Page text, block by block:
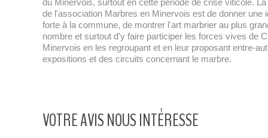
du Minervois, surtout en cette période de crise viticole.
de l'association Marbres en Minervois est de donner une
forte à la commune, de montrer l'art marbrier au plus
nombre et surtout d'y faire participer les forces vives de
Minervois en les regroupant et en leur proposant entre-
expositions et des circuits concernant le marbre.
VOTRE AVIS NOUS INTÉRESSE